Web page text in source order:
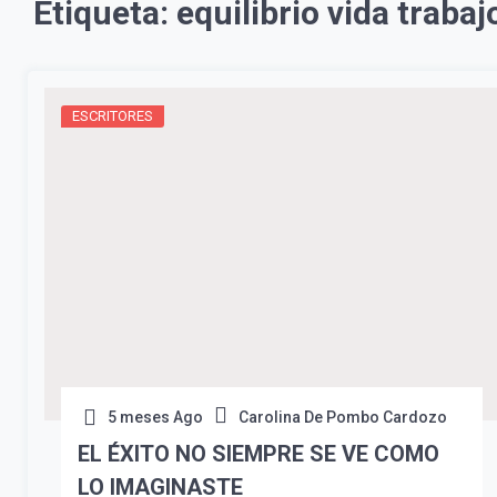
Etiqueta: equilibrio vida
ESCRITORES
5 meses Ago Carolina De Pombo Cardozo
EL ÉXITO NO SIEMPRE SE VE COMO
LO IMAGINASTE